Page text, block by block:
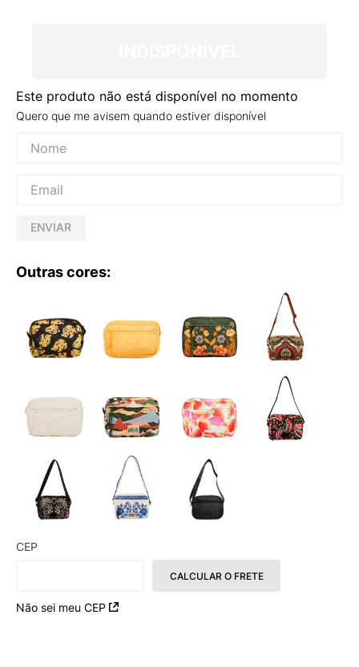
Este produto não está disponível no momento
Quero que me avisem quando estiver disponível
ENVIAR
Outras cores:
CEP
Não sei meu CEP
CALCULAR O FRETE